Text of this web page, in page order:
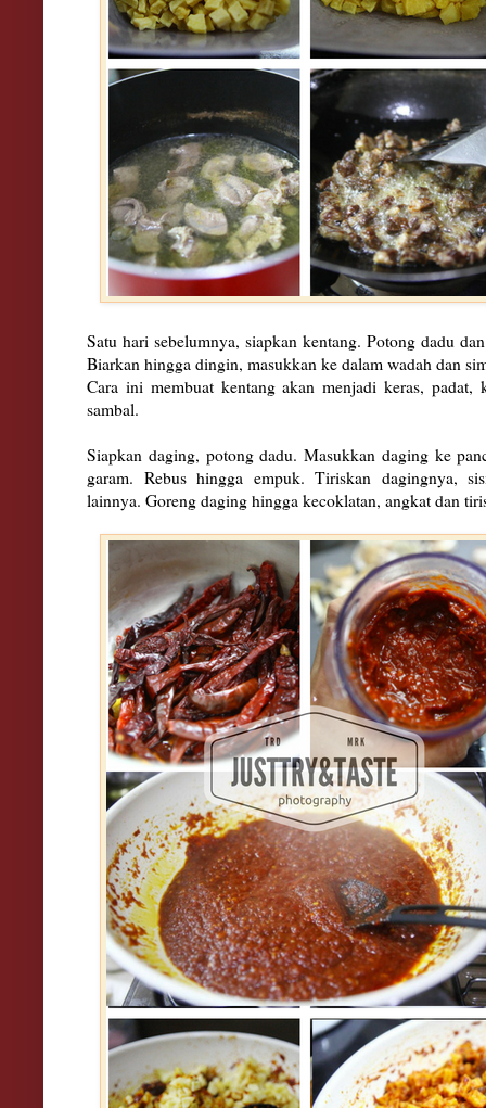
Satu hari sebelumnya, siapkan kentang. Potong dadu
Biarkan hingga dingin, masukkan ke dalam wadah dan
Cara ini membuat kentang akan menjadi keras,
sambal.
Siapkan daging, potong dadu. Masukkan daging ke
garam. Rebus hingga empuk. Tiriskan dagingnya,
lainnya. Goreng daging hingga kecoklatan, angkat dan